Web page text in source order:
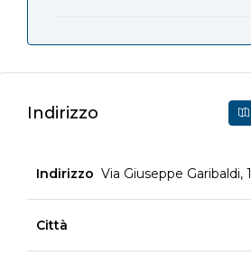
Indirizzo
Indirizzo Via Giuseppe Garibaldi,
Città